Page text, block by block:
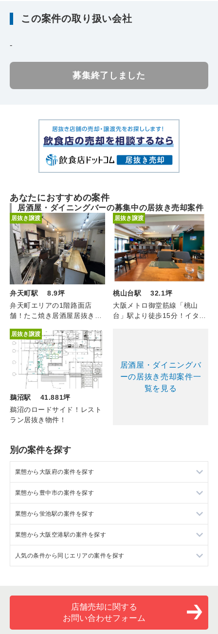
この案件の取り扱い会社
-
募集終了しました
あなたにおすすめの案件
居酒屋・ダイニングバーの募集中の居抜き売却案件
居抜き譲渡
弁天町駅 8.9坪
弁天町エリアの1階路面店
舗！たこ焼き居酒屋居抜き店
居抜き譲渡
桃山台駅 32.1坪
大阪メトロ御堂筋線「桃山
台」駅より徒歩15分！イタリ
居抜き譲渡
鵜沼駅 41.881坪
鵜沼のロードサイド！レスト
ラン居抜き物件！
居酒屋・ダイニングバ
ーの居抜き売却案件一
覧を見る
別の案件を探す
業態から大阪府の案件を探す
大阪府のラーメンの居抜き売却物件の案件一覧
大阪府のフランス料理の居抜き売却物件の案件一覧
大阪府のイタリア料理の居抜き売却物件の案件一覧
大阪府の中華の居抜き売却物件の案件一覧
大阪府の寿司の居抜き売却物件の案件一覧
大阪府の焼肉の居抜き売却物件の案件一覧
業態から豊中市の案件を探す
豊中市のラーメンの居抜き売却物件の案件一覧
豊中市のイタリア料理の居抜き売却物件の案件一覧
豊中市のそば・うどんの居抜き売却物件の案件一覧
豊中市の鉄板焼き・お好み焼の居抜き売却物件の案件一覧
豊中市のカフェの居抜き売却物件の案件一覧
業態から蛍池駅の案件を探す
蛍池駅の居酒屋・ダイニングバーの居抜き売却物件の案件一覧
蛍池駅のその他の居抜き売却物件の案件一覧
業態から大阪空港駅の案件を探す
大阪空港駅の居酒屋・ダイニングバーの居抜き売却物件の案件
一覧
人気の条件から同じエリアの案件を探す
豊中市の1階の飲食店の居抜き売却物件の案件一覧
蛍池駅の1階の飲食店の居抜き売却物件の案件一覧
店舗売却に関する
お問い合わせフォーム